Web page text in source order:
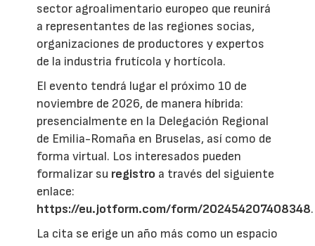
sector agroalimentario europeo que reunirá
a representantes de las regiones socias,
organizaciones de productores y expertos
de la industria frutícola y hortícola.
El evento tendrá lugar el próximo 10 de
noviembre de 2026, de manera híbrida:
presencialmente en la Delegación Regional
de Emilia-Romaña en Bruselas, así como de
forma virtual. Los interesados pueden
formalizar su registro a través del siguiente
enlace:
https://eu.jotform.com/form/202454207408348.
La cita se erige un año más como un espacio